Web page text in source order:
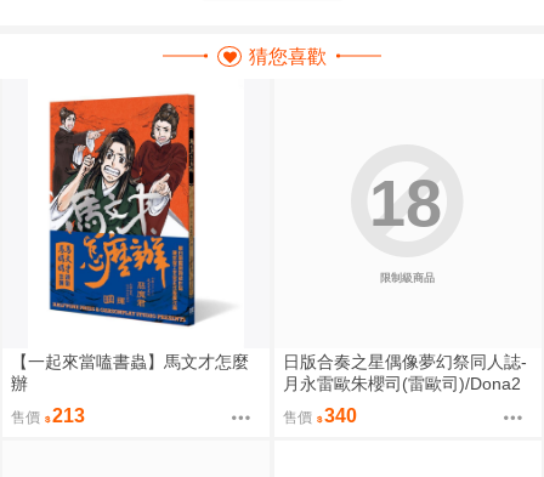
猜您喜歡
【一起來當嗑書蟲】馬文才怎麼
辦
售價 213
限制級商品
18
日版合奏之星偶像夢幻祭同人誌-
月永雷歐朱櫻司(雷歐司)/Dona2
【Love Sweet Sweet】
售價 340